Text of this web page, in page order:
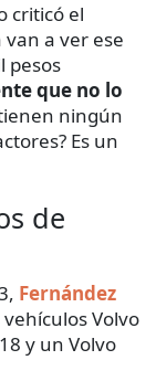
criticó el
van a ver ese
pesos
que no lo
ningún
Es un
de
Fernández
Volvo
y un Volvo